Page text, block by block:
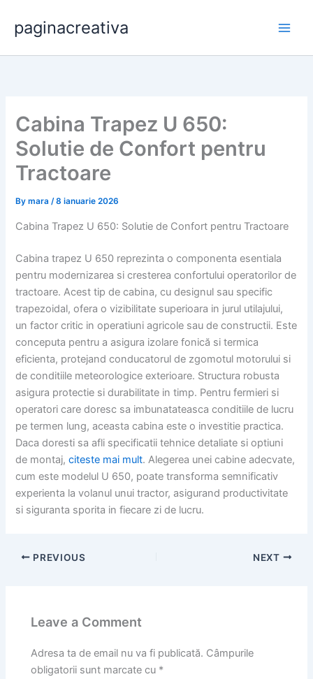
content
paginacreativa
Cabina Trapez U 650:
Solutie de Confort pentru
Tractoare
Bymara/8 ianuarie 2026
Cabina Trapez U 650: Solutie de Confort pentru Tractoare
Cabina trapez U 650 reprezinta o componenta esentiala
pentru modernizarea si cresterea confortului operatorilor de
tractoare. Acest tip de cabina, cu designul sau specific
trapezoidal, ofera o vizibilitate superioara in jurul utilajului,
un factor critic in operatiuni agricole sau de constructii. Este
conceputa pentru a asigura izolare fonică si termica
eficienta, protejand conducatorul de zgomotul motorului si
de conditiile meteorologice exterioare. Structura robusta
asigura protectie si durabilitate in timp. Pentru fermieri si
operatori care doresc sa imbunatateasca conditiile de lucru
pe termen lung, aceasta cabina este o investitie practica.
Daca doresti sa afli specificatii tehnice detaliate si optiuni
de montaj,citeste mai mult. Alegerea unei cabine adecvate,
cum este modelul U 650, poate transforma semnificativ
experienta la volanul unui tractor, asigurand productivitate
si siguranta sporita in fiecare zi de lucru.
PREVIOUS NEXT
Leave a Comment
Adresa ta de email nu va fi publicată. Câmpurile
obligatorii sunt marcate cu *